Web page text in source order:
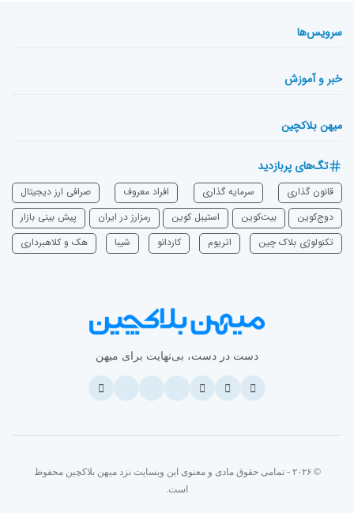
سرویس‌ها
خبر و آموزش
میهن بلاکچین
تگ‌های پربازدید
قانون گذاری سرمایه‌ گذاری افراد معروف
صرافی ارز دیجیتال
دوج‌کوین
بیت‌کوین استیبل کوین رمزارز در ایران
پیش بینی بازار
تکنولوژی بلاک چین
اتریوم ‌کاردانو شیبا هک و کلاهبرداری
دست در دست، بی‌نهایت برای میهن
© ۲۰۲۶ - تمامی حقوق مادی و معنوی این وبسایت نزد میهن بلاکچین محفوظ
است.